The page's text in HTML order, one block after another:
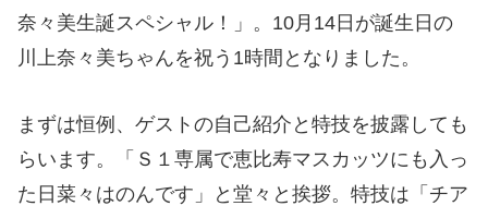
奈々美生誕スペシャル！」。10月14日が誕生日の
川上奈々美ちゃんを祝う1時間となりました。
まずは恒例、ゲストの自己紹介と特技を披露しても
らいます。「Ｓ１専属で恵比寿マスカッツにも入っ
た日菜々はのんです」と堂々と挨拶。特技は「チア